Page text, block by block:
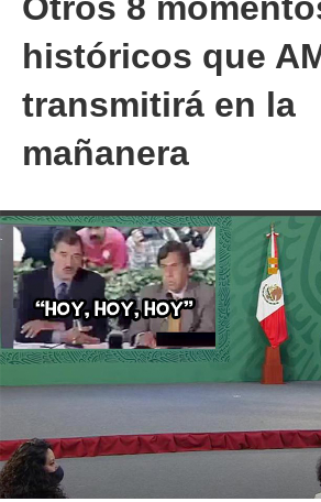
históricos que
transmitirá en la
mañanera